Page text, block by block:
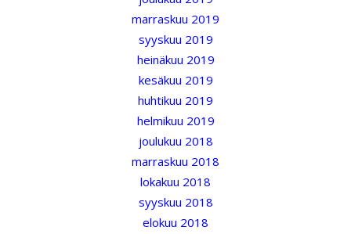
marraskuu 2019
syyskuu 2019
heinäkuu 2019
kesäkuu 2019
huhtikuu 2019
helmikuu 2019
joulukuu 2018
marraskuu 2018
lokakuu 2018
syyskuu 2018
elokuu 2018